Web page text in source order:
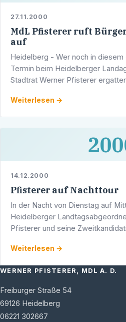
27.11.2000
MdL Pfisterer ruft
auf
Heidelberg - Wer noch in diesem
Termin beim Heidelberger
Stadtrat Werner Pfisterer
Weiterlesen →
14.12.2000
Pfisterer auf Nachttour
In der Nacht von Dienstag auf
Heidelberger
Pfisterer und seine
besuchen …
Weiterlesen →
WERNER PFISTERER, MDL A. D.
Freiburger Straße 54
69126 Heidelberg
06221 302667